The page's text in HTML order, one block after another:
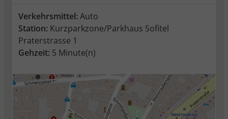
Verkehrsmittel: Auto
Station: Kurzparkzone/Parkhaus Sofitel
Praterstrasse 1
Gehzeit: 5 Minute(n)